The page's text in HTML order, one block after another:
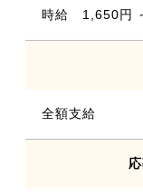
時給 1,650円
全額支給